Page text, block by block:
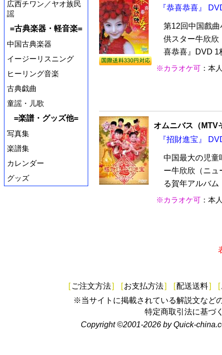
広西チワン／ヤオ族民
謡
=古典楽器・軽音楽=
中国古典楽器
イージーリスニング
ヒーリング音楽
古典戯曲
童謡・儿歌
=楽譜・グッズ他=
写真集
楽譜集
カレンダー
グッズ
『恭喜恭喜』
第12回中国戲
供スター牛欣欣
喜恭喜』DVD 1
※カラオケ可 ：本
オムニバス（MTV
『招財進宝』
中国最大の児童
ー牛欣欣（ニュ
る賀年アルバ
※カラオケ可 ：本
[ ご注文方法] [お支払方法] [配送送料] [
※当サイトに掲載されている解説文など
特定商取引法に基づ
Copyright ©2001-2026 by Quick-